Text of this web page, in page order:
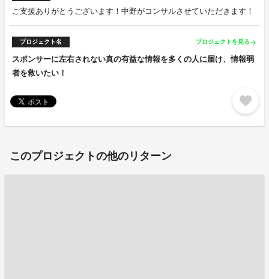
ご支援ありがとうございます！中野がコンサルさせていただきます！
プロジェクト名 プロジェクトを見る arrow_forward
スポンサーに左右されない真の有益な情報を多くの人に届け、情報弱
者を救いたい！
favorite
このプロジェクトの他のリターン